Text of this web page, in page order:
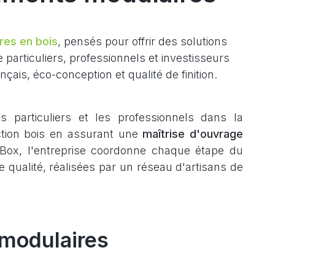
en bois, pensés pour offrir des solutions
professionnels et investisseurs
éco-conception et qualité de finition.
particuliers et les professionnels dans la
bois en assurant une maîtrise d'ouvrage
l'entreprise coordonne chaque étape du
qualité, réalisées par un réseau d'artisans de